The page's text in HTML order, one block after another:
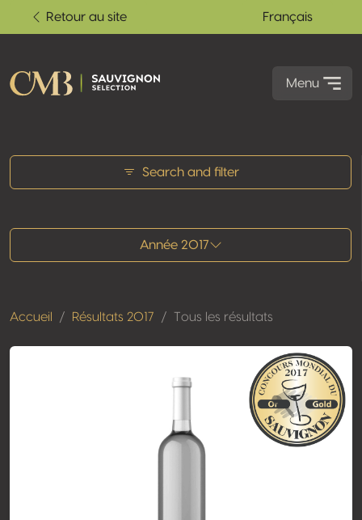
Retour au site Français
Menu
Search and filter
Année 2017
Accueil Résultats 2017 Tous les résultats